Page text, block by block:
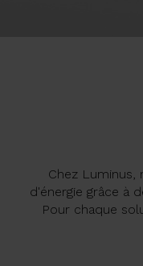
Chez
d'énergie grâce à
Pour chaque